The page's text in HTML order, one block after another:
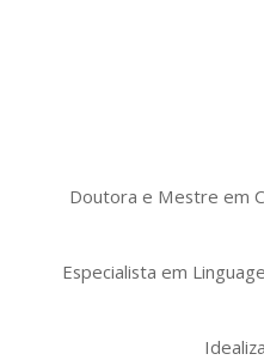
Doutora e Mestre em
Especialista em